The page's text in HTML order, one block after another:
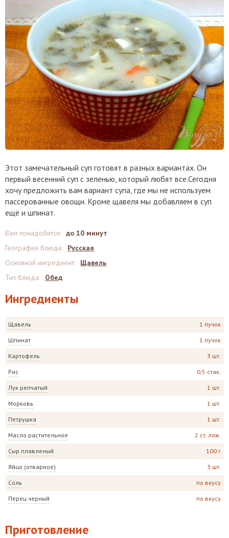
Этот замечательный суп готовят в разных вариантах. Он
первый весенний суп с зеленью, который любят все.Сегодня
хочу предложить вам вариант супа, где мы не используем
пассерованные овощи. Кроме щавеля мы добавляем в суп
ещё и шпинат.
Ингредиенты
Щавель 1 пучок
Шпинат 1 пучок
Картофель 3 шт.
Рис 0,5 стак.
Лук репчатый 1 шт.
Морковь 1 шт.
Петрушка 1 шт.
Масло растительное 2 ст. лож.
Сыр плавленый 100 г
Яйцо (отварное) 3 шт.
Соль по вкусу
Перец черный по вкусу
Вам понадобится: до 10 минут
География блюда:
Русская
Основной ингредиент:
Щавель
Тип блюда: Обед
Приготовление